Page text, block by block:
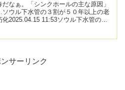
だなぁ。「シンクホールの主な原因」
…ソウル下水管の３割が５０年以上の老
化2025.04.15 11:53ソウル下水管の約
サーリンク